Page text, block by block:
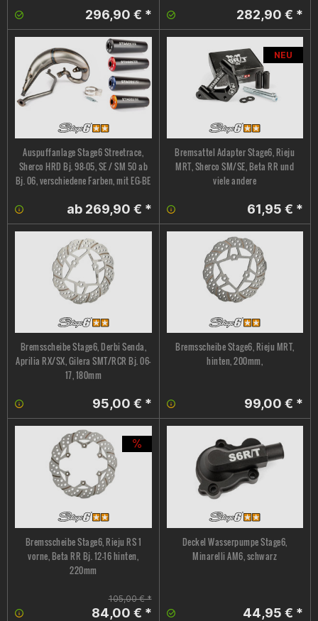
296,90 € * 282,90 € *
Auspuffanlage Stage6 Streetrace,
Sherco HRD Bj. 98-05, SE / SM 50 ab
Bj. 06, verschiedene Farben, mit EG-BE
ab 269,90 € *
NEU
Bremsattel Adapter Stage6, Rieju
MRT, Sherco SM/SE, Beta RR und
viele andere
61,95 € *
Bremsscheibe Stage6, Derbi Senda,
Aprilia RX/SX, Gilera SMT/RCR Bj. 06-
17, 180mm
95,00 € *
Bremsscheibe Stage6, Rieju MRT,
hinten, 200mm,
99,00 € *
Bremsscheibe Stage6, Rieju RS 1
vorne, Beta RR Bj. 12-16 hinten,
220mm
105,00 € *
84,00 € *
Deckel Wasserpumpe Stage6,
Minarelli AM6, schwarz
44,95 € *